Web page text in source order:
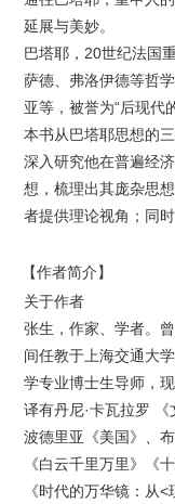
延展与美妙。
巴塔耶，20世纪法国
萨德、弗洛伊德等哲
亚等，被誉为“后现代
本书从巴塔耶思想的三
深入研究他在普遍经
想，梳理出其庞杂思
者提供理论视角；同
【作者简介】
关于作者
张生，作家、学者。
间任教于上海交通大
学专业博士生导师，
译有丹尼·卡瓦拉罗
波德里亚《美国》、
《白云千里万里》《
《时代的万华镜：从